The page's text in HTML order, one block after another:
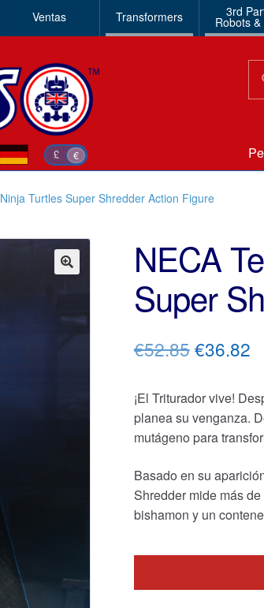
Ventas Transformers 3rd
Robots &
£ €
de
Turtles Super Shredder Action Figure
NECA
Super
€52.85El
original
era:
€36.82El
¡El Triturador vive!
planea su venganza.
mutágeno para
Basado en su
Shredder mide más
bishamon y un